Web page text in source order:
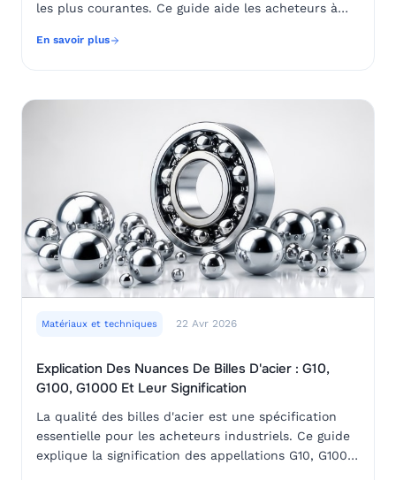
les plus courantes. Ce guide aide les acheteurs à
matériau adapté à chaque application.
En savoir plus
Matériaux et techniques 22 Avr 2026
Explication Des Nuances De Billes D'acier : G10,
G100, G1000 Et Leur Signification
La qualité des billes d'acier est une spécification
essentielle pour les acheteurs industriels. Ce guide
explique la signification des appellations G10, G100,